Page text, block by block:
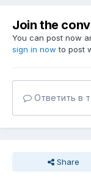
Join the
You can post now
sign in now to post
Ответить в
Share